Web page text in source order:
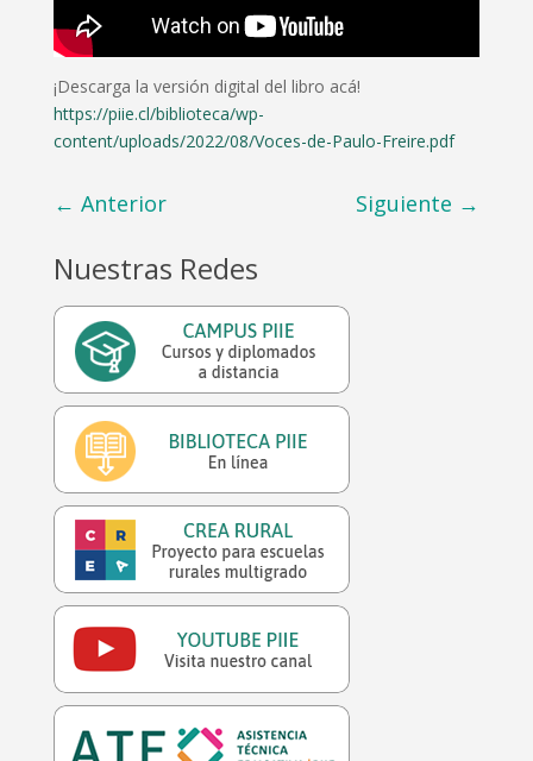
¡Descarga la versión digital del libro acá!
https://piie.cl/biblioteca/wp-
content/uploads/2022/08/Voces-de-Paulo-Freire.pdf
← Anterior Siguiente →
Nuestras Redes